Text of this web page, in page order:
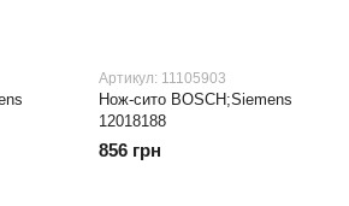
Артикул: 11105903
Нож-сито BOSCH;Siemens
12018188
856 грн